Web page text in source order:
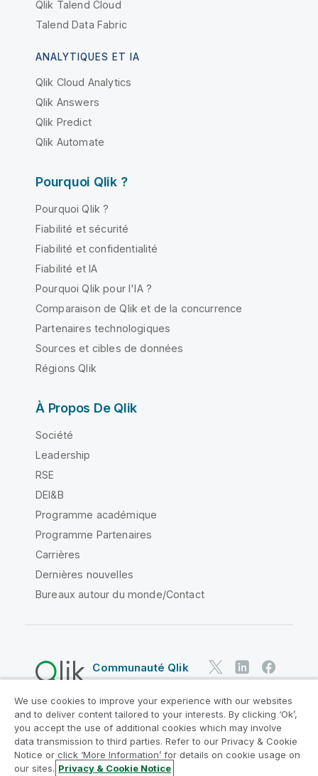
Qlik Talend Cloud
Talend Data Fabric
ANALYTIQUES ET IA
Qlik Cloud Analytics
Qlik Answers
Qlik Predict
Qlik Automate
Pourquoi Qlik ?
Pourquoi Qlik ?
Fiabilité et sécurité
Fiabilité et confidentialité
Fiabilité et IA
Pourquoi Qlik pour l'IA ?
Comparaison de Qlik et de la concurrence
Partenaires technologiques
Sources et cibles de données
Régions Qlik
À Propos De Qlik
Société
Leadership
RSE
DEI&B
Programme académique
Programme Partenaires
Carrières
Dernières nouvelles
Bureaux autour du monde/Contact
Communauté Qlik
Contrats juridiques
Conditions d'utilisation des produits
Legal Policies
Conditions légales
Conditions d'utilisation
Marques
We use cookies to improve your experience with our websites
and to deliver content tailored to your interests. By clicking ‘Ok’,
you accept the use of additional cookies which may involve
data transmission to third parties. Refer to our Privacy & Cookie
Notice or click ‘More Information’ for details on cookie usage on
our sites. Privacy & Cookie Notice